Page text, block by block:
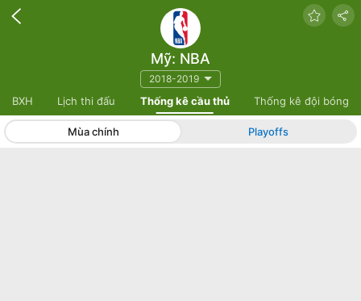
Mỹ: NBA
2018-2019
BXH Lịch thi đấu Thống kê cầu thủ Thống kê đội bóng
Mùa chính Playoffs